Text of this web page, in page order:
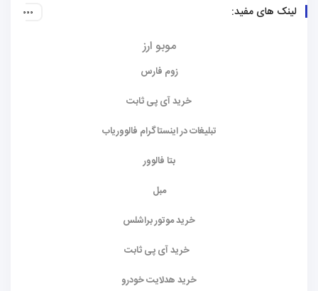
لینک های مفید:
موبو ارز
زوم فارس
خرید آی پی ثابت
تبلیغات در اینستاگرام فالووریاب
بتا فالوور
مبل
خرید موتور براشلس
خرید آی پی ثابت
خرید هدلایت خودرو